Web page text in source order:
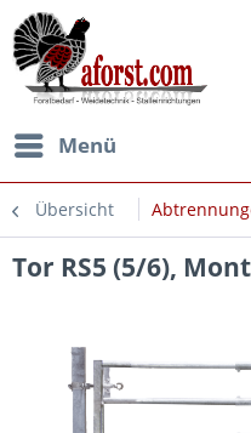
Menü
Übersicht
Tor RS5 (5/6),